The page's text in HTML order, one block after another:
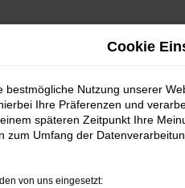
nach Herrenberg
|
Cookie
bestmögliche Nutzung unserer
Ihre Präferenzen und
späteren Zeitpunkt Ihre
zum Umfang der
von uns eingesetzt: